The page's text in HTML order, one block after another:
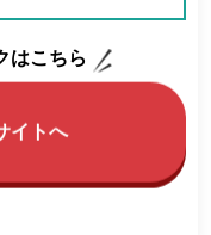
はこちら
イトへ